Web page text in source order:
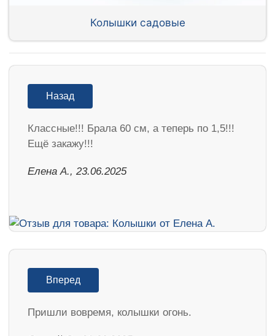
Колышки садовые
Назад
Классные!!! Брала 60 см, а теперь по 1,5!!!
Ещё закажу!!!
Елена А., 23.06.2025
Вперед
Пришли вовремя, колышки огонь.